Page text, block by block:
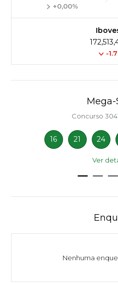
+0,00%
-
Mega-
Concurso
16 21 24
Ver
Nenhuma